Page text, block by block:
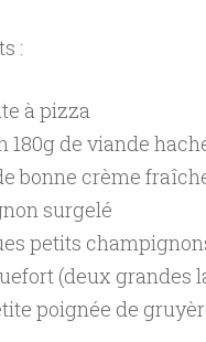
:
à pizza
180g de viande
bonne crème
surgelé
petits
(deux grandes
poignée de